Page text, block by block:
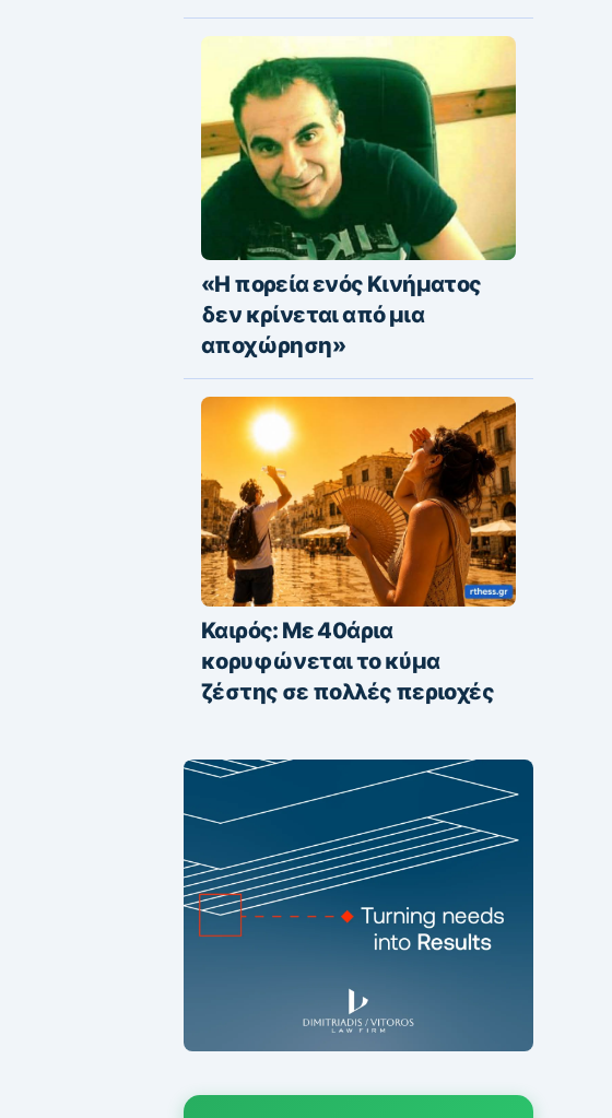
«Η πορεία ενός Κινήματος
δεν κρίνεται από μια
αποχώρηση»
Καιρός: Με 40άρια
κορυφώνεται το κύμα
ζέστης σε πολλές περιοχές